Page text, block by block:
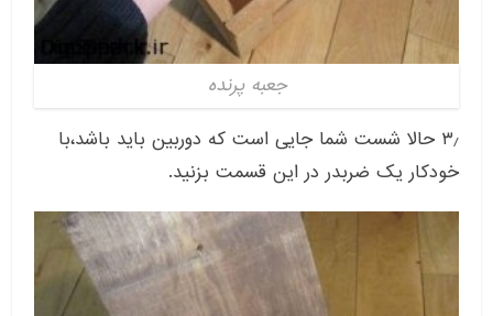
جعبه پرنده
۳٫ حالا شست شما جایی است که دوربین باید باشد،با
خودکار یک ضربدر در این قسمت بزنید.